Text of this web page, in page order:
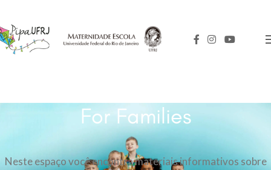
For Families
Neste espaço você encontra materiais informativos sobre